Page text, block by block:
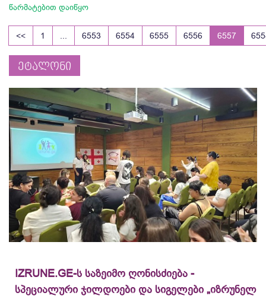
წარმატებით დაიწყო
<< 1 6553 6554 6555 6556 6557
ეტალონი
IZRUNE.GE-ს საზეიმო ღონისძიება -
სპეციალური ჯილდოები და სიგელები „იზრუნელ